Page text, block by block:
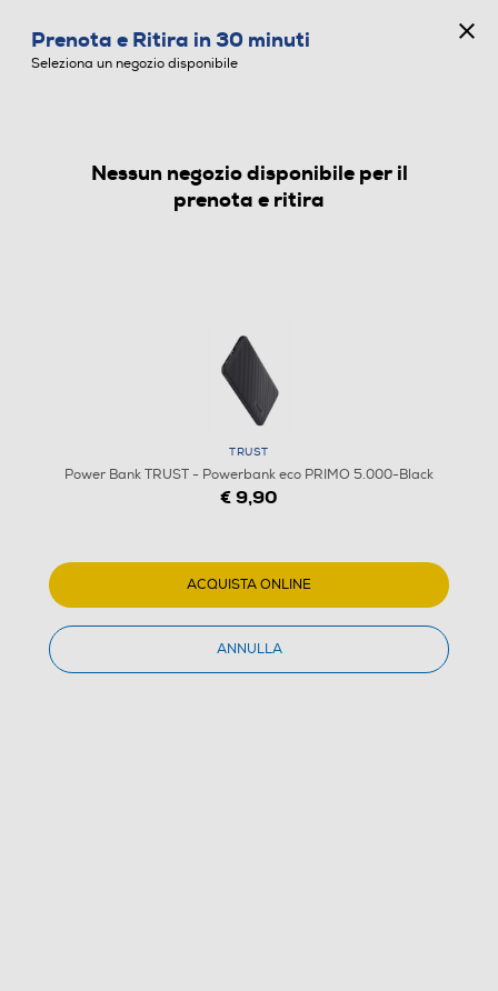
POWER BANK
Prenota e Ritira in 30 minuti
Seleziona un negozio disponibile
Nessun negozio disponibile per il
prenota e ritira
TRUST
Power Bank TRUST - Powerbank eco PRIMO 5.000-Black
€ 9,90
ACQUISTA ONLINE
ANNULLA